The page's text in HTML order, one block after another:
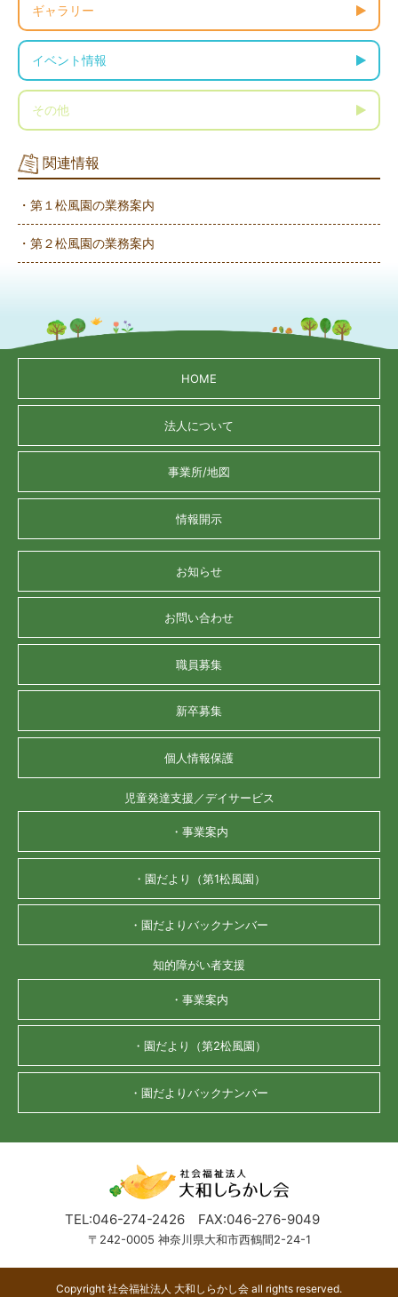
ギャラリー
イベント情報
その他
関連情報
・第１松風園の業務案内
・第２松風園の業務案内
HOME
法人について
事業所/地図
情報開示
お知らせ
お問い合わせ
職員募集
新卒募集
個人情報保護
児童発達支援／デイサービス
・事業案内
・園だより（第1松風園）
・園だよりバックナンバー
知的障がい者支援
・事業案内
・園だより（第2松風園）
・園だよりバックナンバー
TEL:046-274-2426 FAX:046-276-9049
〒242-0005 神奈川県大和市西鶴間2-24-1
Copyright 社会福祉法人 大和しらかし会 all rights reserved.